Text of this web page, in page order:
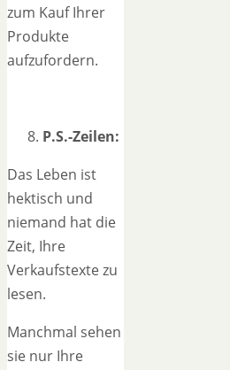
zum Kauf Ihrer
Produkte
aufzufordern.
P.S.-Zeilen:
Das Leben ist
hektisch und
niemand hat die
Zeit, Ihre
Verkaufstexte zu
lesen.
Manchmal sehen
sie nur Ihre